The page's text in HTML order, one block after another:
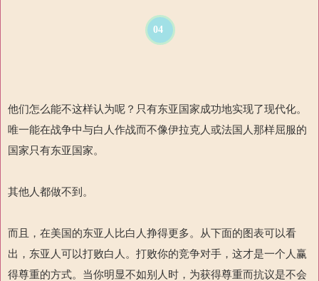
04
他们怎么能不这样认为呢？只有东亚国家成功地实现了现代化。
唯一能在战争中与白人作战而不像伊拉克人或法国人那样屈服的
国家只有东亚国家。
其他人都做不到。
而且，在美国的东亚人比白人挣得更多。从下面的图表可以看
出，东亚人可以打败白人。打败你的竞争对手，这才是一个人赢
得尊重的方式。当你明显不如别人时，为获得尊重而抗议是不会